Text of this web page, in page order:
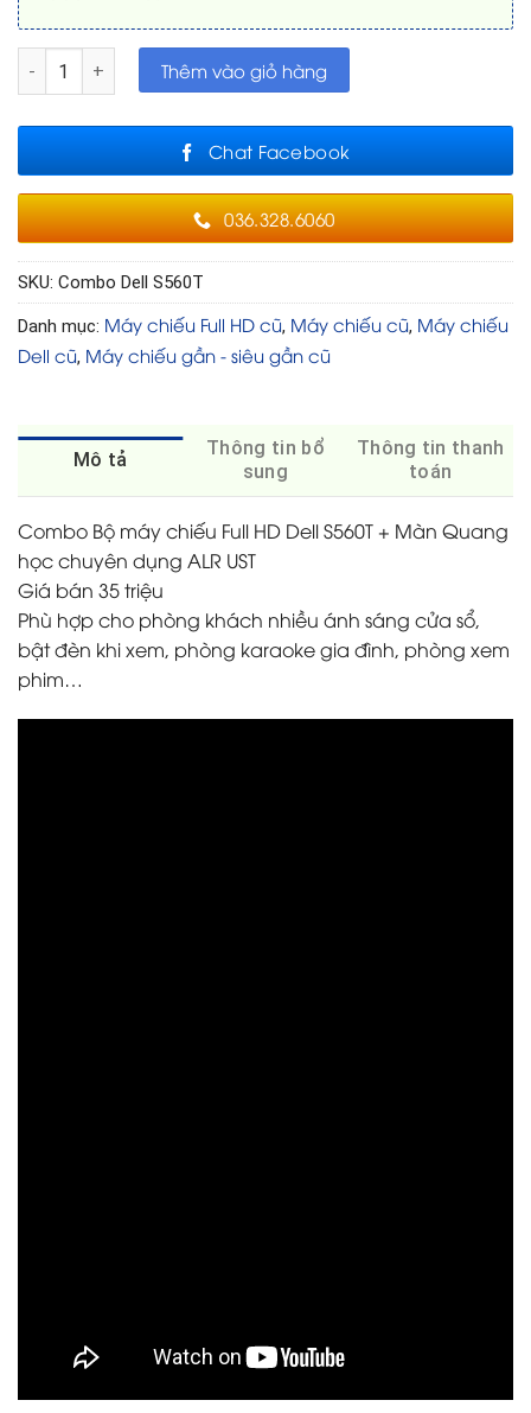
Combo Bộ máy chiếu Full HD Dell S560T + Màn Quang học
Thêm vào giỏ hàng
Chat Facebook
036.328.6060
SKU: Combo Dell S560T
Danh mục: Máy chiếu Full HD cũ, Máy chiếu cũ, Máy chiếu
Dell cũ, Máy chiếu gần - siêu gần cũ
Mô tả
Thông tin bổ
sung
Thông tin thanh
toán
Combo Bộ máy chiếu Full HD Dell S560T + Màn Quang
học chuyên dụng ALR UST
Giá bán 35 triệu
Phù hợp cho phòng khách nhiều ánh sáng cửa sổ,
bật đèn khi xem, phòng karaoke gia đình, phòng xem
phim…